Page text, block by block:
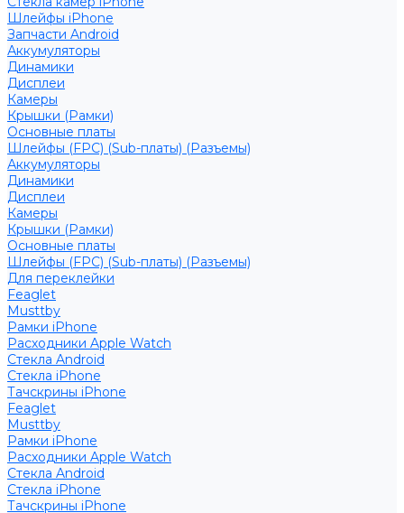
Шлейфы iPhone
Запчасти Android
Аккумуляторы
Динамики
Дисплеи
Камеры
Крышки (Рамки)
Основные платы
Шлейфы (FPC) (Sub-платы) (Разъемы)
Аккумуляторы
Динамики
Дисплеи
Камеры
Крышки (Рамки)
Основные платы
Шлейфы (FPC) (Sub-платы) (Разъемы)
Для переклейки
Feaglet
Musttby
Рамки iPhone
Расходники Apple Watch
Стекла Android
Стекла iPhone
Тачскрины iPhone
Feaglet
Musttby
Рамки iPhone
Расходники Apple Watch
Стекла Android
Стекла iPhone
Тачскрины iPhone